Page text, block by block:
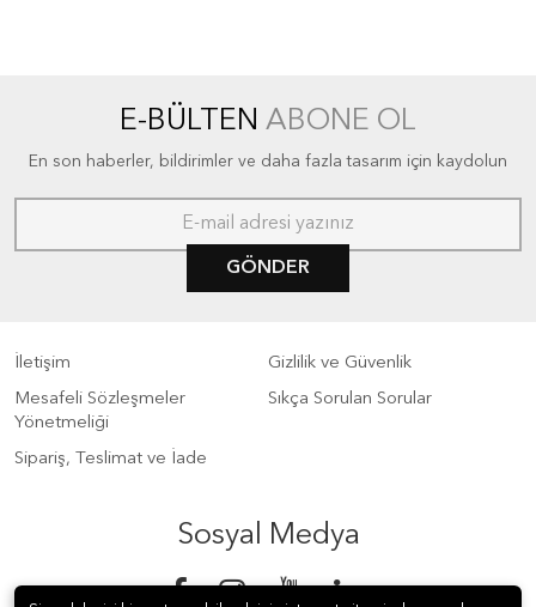
E-BÜLTEN ABONE OL
En son haberler, bildirimler ve daha fazla tasarım için kaydolun
GÖNDER
İletişim
Gizlilik ve Güvenlik
Mesafeli Sözleşmeler
Yönetmeliği
Sıkça Sorulan Sorular
Sipariş, Teslimat ve İade
Sosyal Medya